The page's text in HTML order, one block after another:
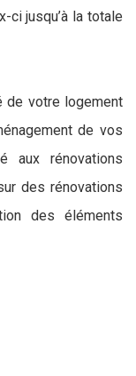
ci jusqu’à la totale
de votre logement
de vos
aux rénovations
des rénovations
des éléments